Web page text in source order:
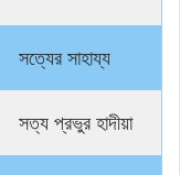
সত্যের সাহায্য
সত্য প্রভুর হাদীয়া